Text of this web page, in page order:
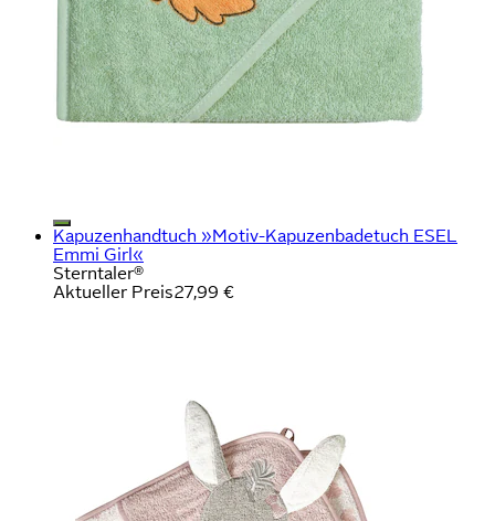
Kapuzenhandtuch »Motiv-Kapuzenbadetuch ESEL
Emmi Girl«
Sterntaler®
Aktueller Preis27,99 €